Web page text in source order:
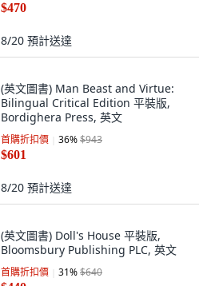
$470
8/20 預計送達
(英文圖書) Man Beast and Virtue:
Bilingual Critical Edition 平裝版,
Bordighera Press, 英文
首購折扣價 36%$943
$601
8/20 預計送達
(英文圖書) Doll's House 平裝版,
Bloomsbury Publishing PLC, 英文
首購折扣價 31%$640